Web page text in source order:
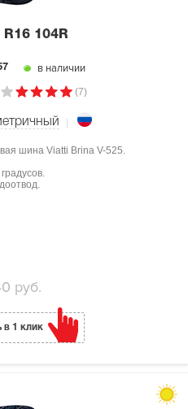
104R
в наличии
(7)
шина Viatti Brina V-525.
руб.
в 1 клик